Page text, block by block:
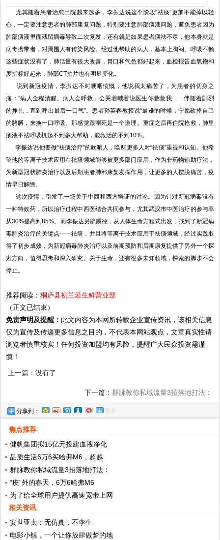
尤其随着患者治愈出院越来越多，李振达说这个阶段“祛痰”更加不能掉以轻
心，一定要注意患者的肺部康复问题，特别要注意肺部痰液问题，避免患者因为
肺部痰液里面残留病毒导致二次复发；还有就是如果患者痰祛不尽，他本身就是
病毒携带者，对周围人有传染风险。经过他帮助的病人，基本上胸闷、呼吸不畅
这些症状没有了，肺活量有很大改善，胃口和气色都好起来，血检报告血氧饱和
度指标好起来，肺部CT拍片也有明显变化。
说到新冠疫情，李振达不时哽咽愤慨，他说我太痛苦了，为患者的切身之
痛：“病人全程清醒。病人会呼救，会哭着喊着说医生你救救我……伴随着剧烈
的挣扎，直到呼出最后一口气”。患者孙英春教授说“最难的时候，宁愿砍掉自己
的胳膊，来换一口呼吸。那感觉跟溺死是一个道理。重症之后再住院抢救，肺里
痰液不祛呼吸机起不到多大帮助，能救活的不到10%。
李振达说他要做“祛痰治疗”的吹哨人，唤醒更多人对“祛痰”重视和认知。他希
望他的等离子技术应用在祛痰领域能够被更多部门应用，作为非药物辅助疗法，
为新型冠状肺炎治疗以及后期患者肺部康复发挥作用，让更多的人摆脱痛苦，疫
情早日解除。
这次疫情，引发了一场关于中西和西方辩证的讨论。因为针对新冠病毒没有
一种特效药，所以治疗过程中西医结合共同参与，尤其武汉市中医治疗的参与率
从30%提高到85%。而李振达另辟蹊径，从人体生命方程式出发，找到了新冠病
毒肺炎治疗的关键点——祛痰，并且将等离子技术应用于祛痰领域，经过实践取
得了初步成效，为新冠病毒肺炎治疗以及前期预防和后期康复提供了另外一个探
索方向，值得思考和深入研究。关于生命，还有很多未知领域，探索的脚步不会
停止。
推荐阅读：桐庐县初兰若生鲜营业部
（正文已结束）
免责声明及提醒： 此文内容为本网所转载企业宣传资讯，该相关信息
仅为宣传及传递更多信息之目的，不代表本网站观点，文章真实性请
浏览者慎重核实！任何投资加盟均有风险，提醒广大民众投资需谨
慎！
上一篇：没有了
下一篇： 群脉教你私域流量3招落地打法：
分享到： 更多
焦点推荐
健帆集团拟15亿元投建血液净化
品质生活6万6买哈弗M6，超越
群脉教你私域流量3招落地打法：
“疫”外的春天，6万6哈弗M6
为了给全球用户提供高速宽带上网
相关资讯
安世亚太：无仿真，不孪生
电影小镇，一个让你放肆做梦的地